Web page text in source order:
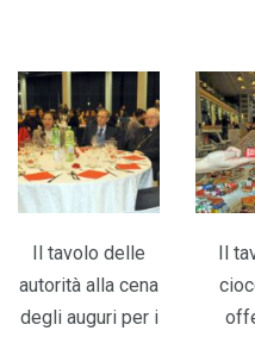
Il tavolo delle
autorità alla cena
degli auguri per i
Il